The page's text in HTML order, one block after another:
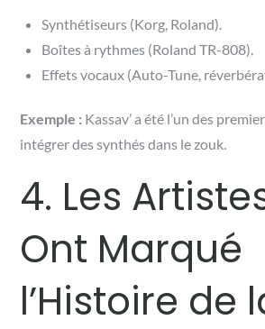
Synthétiseurs (Korg, Roland).
Boîtes à rythmes (Roland TR-808).
Effets vocaux (Auto-Tune,
Exemple : Kassav’ a été l’un des
intégrer des synthés dans le zouk.
4. Les
Ont Marqué
l’Histoire de